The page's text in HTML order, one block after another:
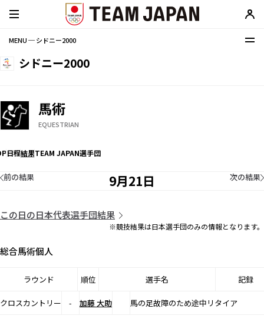
MENU ─ シドニー2000
シドニー2000
馬術
EQUESTRIAN
日程結果TEAM JAPAN選手団
9月21日
前の結果 次の結果
この日の日本代表選手団結果
※競技結果は日本選手団のみの情報となります。
総合馬術個人
ラウンド 順位 選手名 記録
クロスカントリー - 加藤 大助 馬の足故障のため途中リタイア